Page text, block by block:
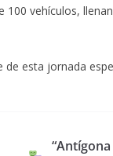
vehículos,
esta jornada